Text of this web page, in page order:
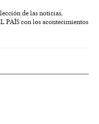
de las noticias,
PAÍS con los acontecimientos